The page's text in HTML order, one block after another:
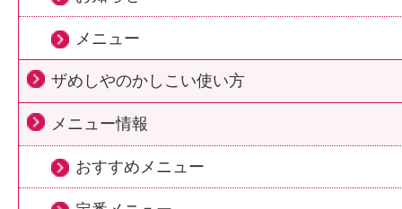
メニュー
ザめしやのかしこい使い方
メニュー情報
おすすめメニュー